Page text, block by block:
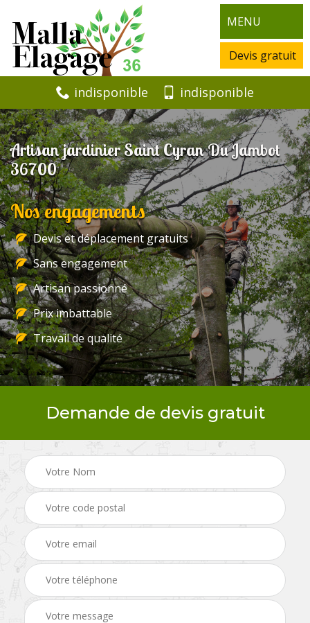
MENU
Devis gratuit
indisponible indisponible
Artisan jardinier Saint Cyran Du Jambot
36700
Nos engagements
Devis et déplacement gratuits
Sans engagement
Artisan passionné
Prix imbattable
Travail de qualité
Demande de devis gratuit